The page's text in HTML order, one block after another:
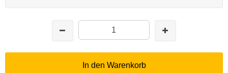
In den Warenkorb